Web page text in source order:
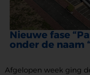
Nieuwe fase
onder de naam
Afgelopen week ging